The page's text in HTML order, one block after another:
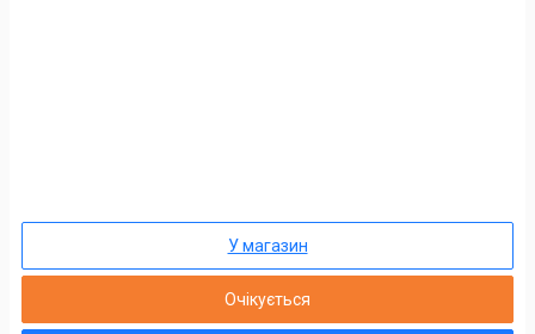
У магазин
Очікується